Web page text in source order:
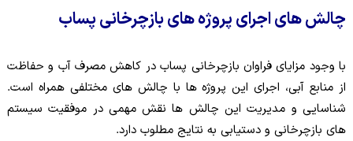
چالش های اجرای پروژه های بازچرخانی پساب
با وجود مزایای فراوان بازچرخانی پساب در کاهش مصرف آب و حفاظت
از منابع آبی، اجرای این پروژه ها با چالش های مختلفی همراه است.
شناسایی و مدیریت این چالش ها نقش مهمی در موفقیت سیستم
های بازچرخانی و دستیابی به نتایج مطلوب دارد.